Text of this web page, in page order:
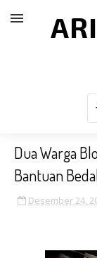
Dua Warga
Bantuan
Desember 24,